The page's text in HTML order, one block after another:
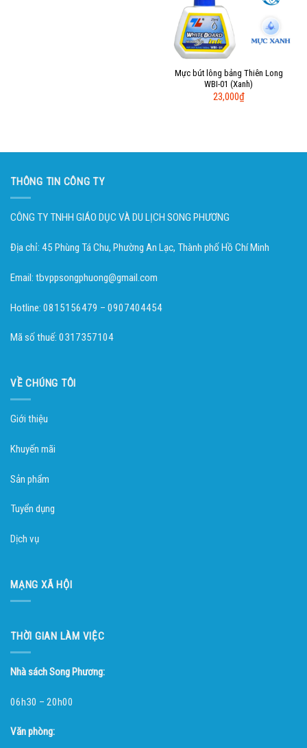
Mực bút lông bảng Thiên Long
WBI-01 (Xanh)
23,000₫
THÔNG TIN CÔNG TY
CÔNG TY TNHH GIÁO DỤC VÀ DU LỊCH SONG PHƯƠNG
Địa chỉ: 45 Phùng Tá Chu, Phường An Lạc, Thành phố Hồ Chí Minh
Email: tbvppsongphuong@gmail.com
Hotline: 0815156479 – 0907404454
Mã số thuế: 0317357104
VỀ CHÚNG TÔI
Giới thiệu
Khuyến mãi
Sản phẩm
Tuyển dụng
Dịch vụ
MẠNG XÃ HỘI
THỜI GIAN LÀM VIỆC
Nhà sách Song Phương:
06h30 – 20h00
Văn phòng: